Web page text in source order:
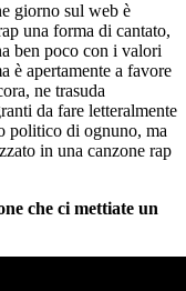
giorno sul web è
una forma di cantato,
ben poco con i valori
è apertamente a favore
ne trasuda
da fare letteralmente
politico di ognuno, ma
in una canzone rap
che ci mettiate un